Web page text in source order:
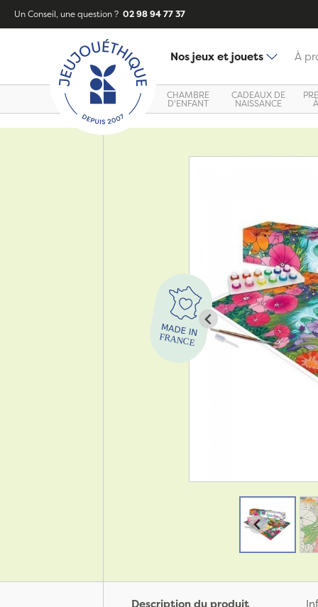
Un Conseil, une question ? 02 98 94 77 37
Nos jeux et jouets À
CHAMBRE
D'ENFANT
CADEAUX DE
NAISSANCE
Description du produit